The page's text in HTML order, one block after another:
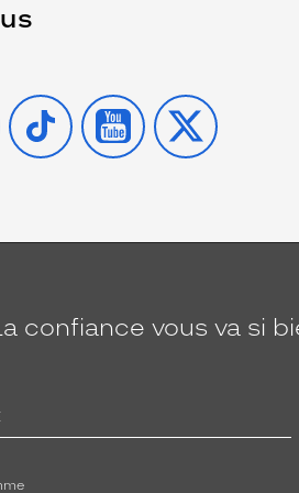
TIKTOK YOUTUBE
X
confiance vous va si